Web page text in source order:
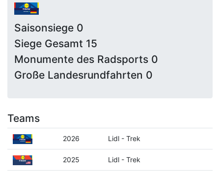
Saisonsiege 0
Siege Gesamt 15
Monumente des Radsports 0
Große Landesrundfahrten 0
Teams
2026 Lidl - Trek
2025 Lidl - Trek